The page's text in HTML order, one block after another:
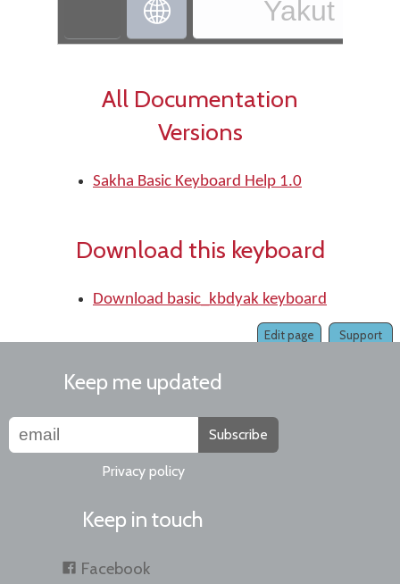
 Yakut -
All Documentation
Versions
Sakha Basic Keyboard Help 1.0
Download this keyboard
Download basic_kbdyak keyboard
Support
Edit page
Keep me updated
Subscribe
Privacy policy
Keep in touch
Facebook